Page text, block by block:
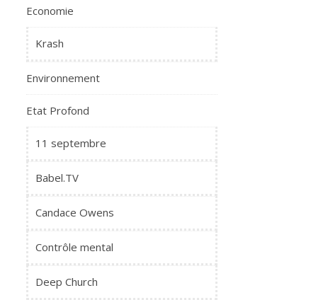
Economie
Krash
Environnement
Etat Profond
11 septembre
Babel.TV
Candace Owens
Contrôle mental
Deep Church